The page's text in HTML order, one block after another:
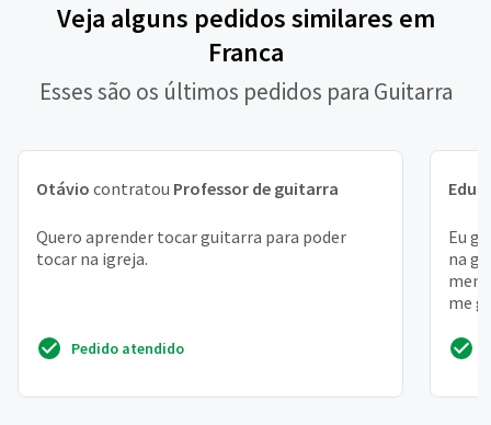
Veja alguns pedidos similares em
Franca
Esses são os últimos pedidos para Guitarra
Otávio contratou Professor de guitarra
Quero aprender tocar guitarra para poder
tocar na igreja.
Pedido atendido
Eu
na
me